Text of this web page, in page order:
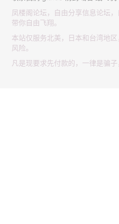
凤楼阁论坛，自由分享信息论坛
带你自由飞翔。
本站仅服务北美，日本和台湾地
风险。
凡是现要求先付款的，一律是骗子